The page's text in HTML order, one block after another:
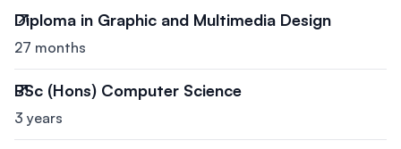
Diploma in Graphic and Multimedia Design
27 months
BSc (Hons) Computer Science
3 years